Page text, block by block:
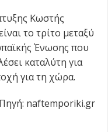
Κωστής
το τρίτο μεταξύ
Ένωσης που
καταλύτη για
για τη χώρα.
Πηγή: naftemporiki.gr